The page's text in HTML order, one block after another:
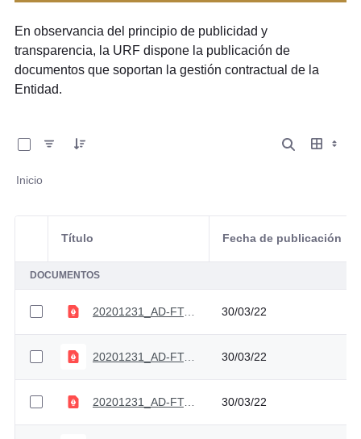
En observancia del principio de publicidad y
transparencia, la URF dispone la publicación de
documentos que soportan la gestión contractual de la
Entidad.
Inicio
Selección del elemento
Título Fecha de publicación
DOCUMENTOS
20201231_AD-FT-011_V3_Acta liquidación 30/03/22
20201231_AD-FT-009_V5_Certificación cumplido para pago 30/03/22
20201231_AD-FT-012_V3_Acta cierre contractual 30/03/22